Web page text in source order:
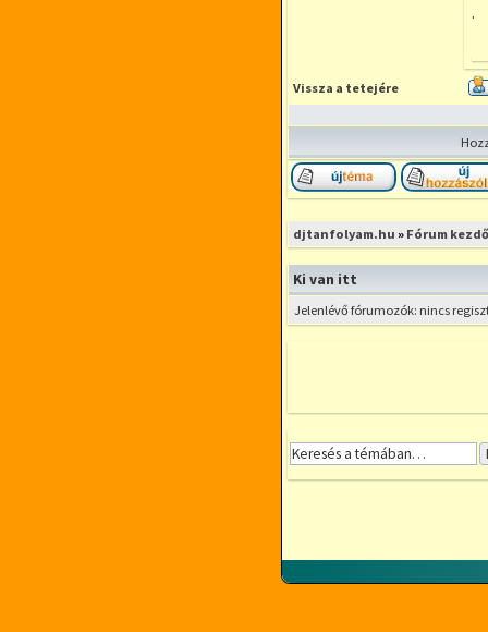
.
Vissza a tetejére
Új téma nyitása
djtanfolyam.hu » Fórum
Ki van itt
Jelenlévő fórumozók: nincs